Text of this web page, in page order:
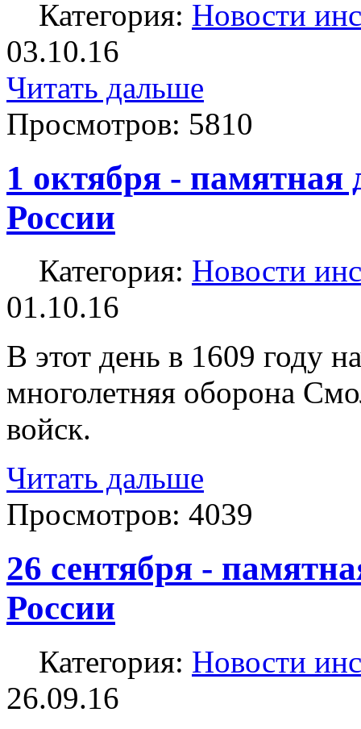
Категория: Новости
03.10.16
Читать дальше
Просмотров: 5810
1 октября - памятная
России
Категория: Новости
01.10.16
В этот день в 1609 году
многолетняя оборона
войск.
Читать дальше
Просмотров: 4039
26 сентября -
России
Категория: Новости
26.09.16